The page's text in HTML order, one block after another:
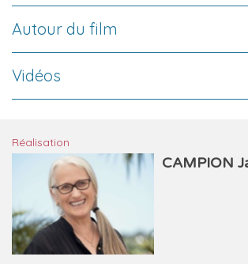
Autour du film
Vidéos
Réalisation
CAMPION